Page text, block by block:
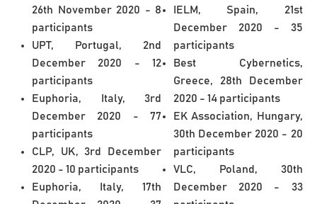
26th November 2020 - 8
participants
UPT, Portugal, 2nd
December 2020 - 12
participants
Euphoria, Italy, 3rd
December 2020 - 77
participants
CLP, UK, 3rd December
2020 - 10 participants
Euphoria, Italy, 17th
IELM, Spain, 21st
December 2020 - 35
participants
Best Cybernetics,
Greece, 28th December
2020 - 14 participants
EK Association, Hungary,
30th December 2020 - 20
participants
VLC, Poland, 30th
December 2020 - 33